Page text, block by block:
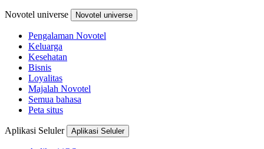
Novotel universe Novotel universe
Pengalaman Novotel
Keluarga
Kesehatan
Bisnis
Loyalitas
Majalah Novotel
Semua bahasa
Peta situs
Aplikasi Seluler Aplikasi Seluler